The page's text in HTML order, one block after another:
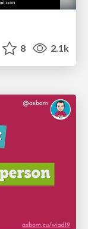
8 2.1k